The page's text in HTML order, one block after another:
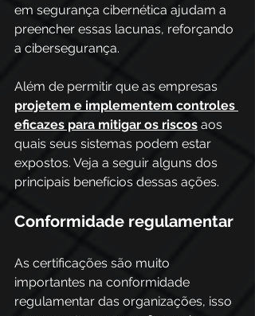
em segurança cibernética ajudam a
preencher essas lacunas, reforçando
a cibersegurança.
Além de permitir que as empresas
projetem e implementem controles
eficazes para mitigar os riscos aos
quais seus sistemas podem estar
expostos. Veja a seguir alguns dos
principais benefícios dessas ações.
Conformidade regulamentar
As certificações são muito
importantes na conformidade
regulamentar das organizações, isso